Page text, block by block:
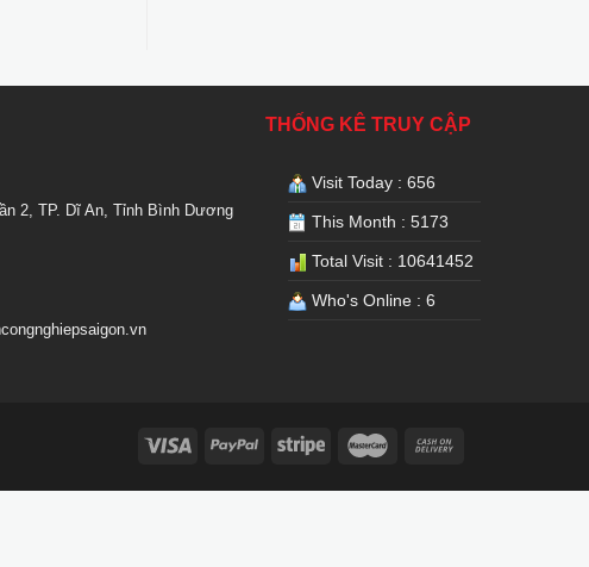
2, TP. Dĩ An, Tỉnh Bình Dương
THỐNG KÊ TRUY CẬP
Visit Today : 656
This Month : 5173
Total Visit : 10641452
Who's Online : 6